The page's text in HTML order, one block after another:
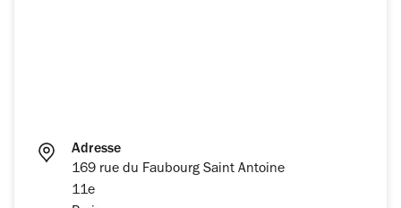
Adresse
169 rue du Faubourg Saint Antoine
11e